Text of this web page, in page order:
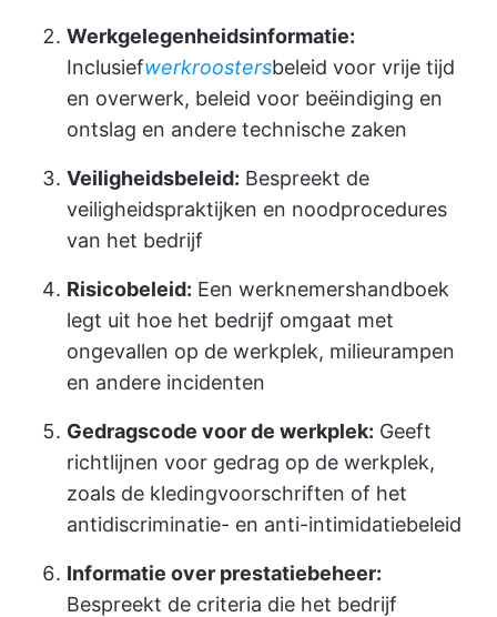
Werkgelegenheidsinformatie:
Inclusiefwerkroostersbeleid voor vrije tijd
en overwerk, beleid voor beëindiging en
ontslag en andere technische zaken
Veiligheidsbeleid: Bespreekt de
veiligheidspraktijken en noodprocedures
van het bedrijf
Risicobeleid: Een werknemershandboek
legt uit hoe het bedrijf omgaat met
ongevallen op de werkplek, milieurampen
en andere incidenten
Gedragscode voor de werkplek: Geeft
richtlijnen voor gedrag op de werkplek,
zoals de kledingvoorschriften of het
antidiscriminatie- en anti-intimidatiebeleid
Informatie over prestatiebeheer:
Bespreekt de criteria die het bedrijf